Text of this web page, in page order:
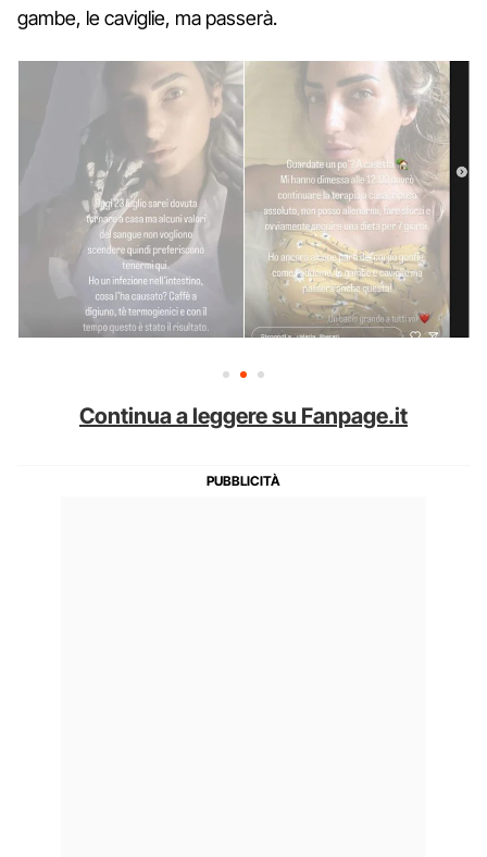
gambe, le caviglie, ma passerà.
Continua a leggere su Fanpage.it